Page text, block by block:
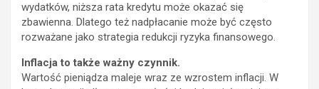
wydatków, niższa rata kredytu może okazać się
zbawienna. Dlatego też nadpłacanie może być często
rozważane jako strategia redukcji ryzyka finansowego.
Inflacja to także ważny czynnik.
Wartość pieniądza maleje wraz ze wzrostem inflacji. W